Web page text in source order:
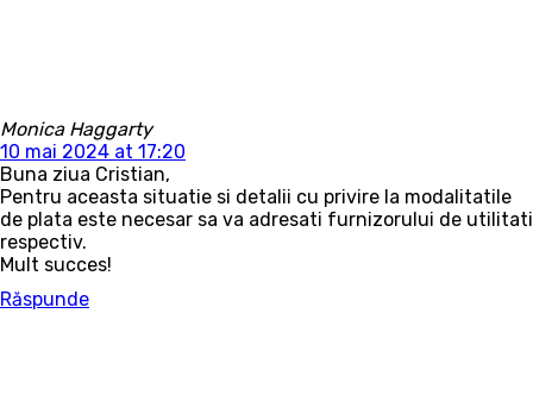
Monica Haggarty
10 mai 2024 at 17:20
Buna ziua Cristian,
Pentru aceasta situatie si detalii cu privire la modalitatile
de plata este necesar sa va adresati furnizorului de utilitati
respectiv.
Mult succes!
Răspunde